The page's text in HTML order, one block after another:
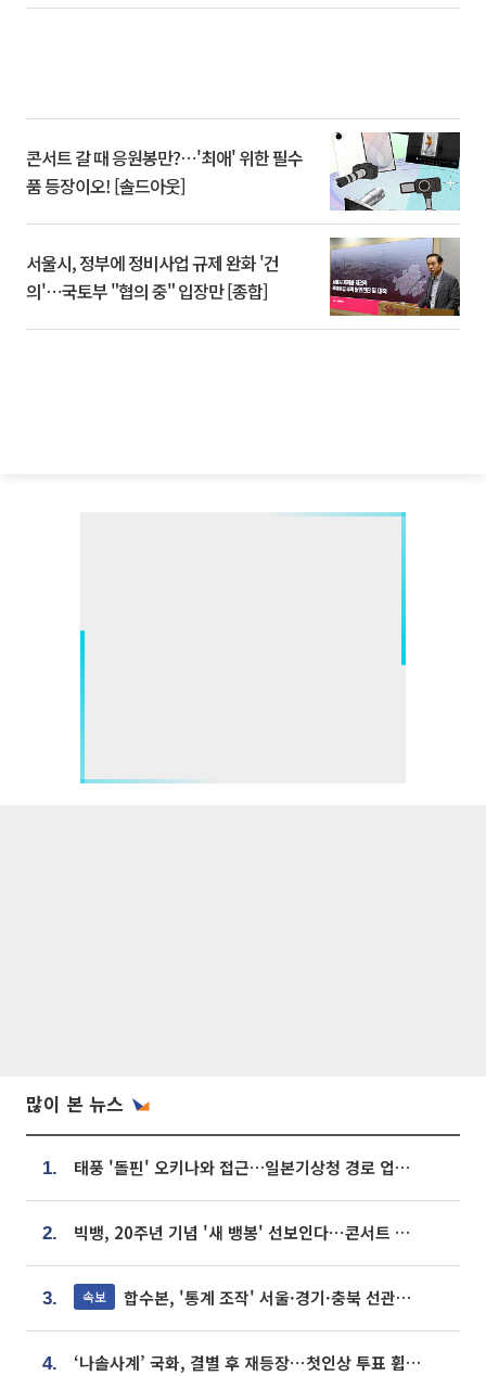
콘서트 갈 때 응원봉만?⋯'최애' 위한 필수
품 등장이오! [솔드아웃]
서울시, 정부에 정비사업 규제 완화 '건
의'⋯국토부 "협의 중" 입장만 [종합]
많이 본 뉴스
1. 태풍 '돌핀' 오키나와 접근…일본기상청 경로 업데이트
2. 빅뱅, 20주년 기념 '새 뱅봉' 선보인다⋯콘서트 앞두고 팝업 개최
3. 속보 합수본, '통계 조작' 서울·경기·충북 선관위 등 추가 압수수색
4. ‘나솔사계’ 국화, 결별 후 재등장⋯첫인상 투표 휩쓸고 ‘인기녀’ 등극